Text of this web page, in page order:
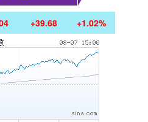
+39.68 +1.02%